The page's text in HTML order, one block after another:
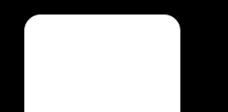
Commentaire